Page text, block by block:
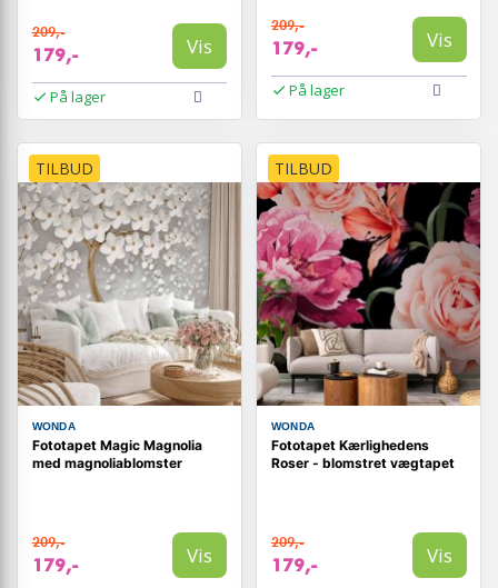
209,-
179,- Vis
På lager
209,-
179,- Vis
På lager
TILBUD
WONDA
Fototapet Magic Magnolia
med magnoliablomster
209,-
179,- Vis
TILBUD
WONDA
Fototapet Kærlighedens
Roser - blomstret vægtapet
209,-
179,- Vis